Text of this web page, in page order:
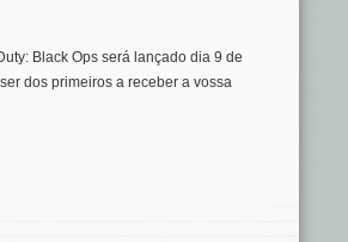
Black Ops será lançado dia 9 de
dos primeiros a receber a vossa